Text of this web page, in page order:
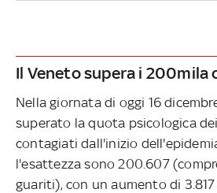
Il Veneto supera i 200mila
Nella giornata di oggi 16
superato la quota psicologica
contagiati dall'inizio
l'esattezza sono 200.607
guariti), con un aumento di